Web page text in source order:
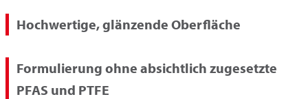
Hochwertige, glänzende Oberfläche
Formulierung ohne absichtlich zugesetzte
PFAS und PTFE